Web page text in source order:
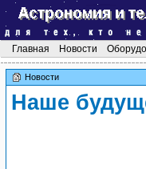
Главная Новости
Новости
Наше